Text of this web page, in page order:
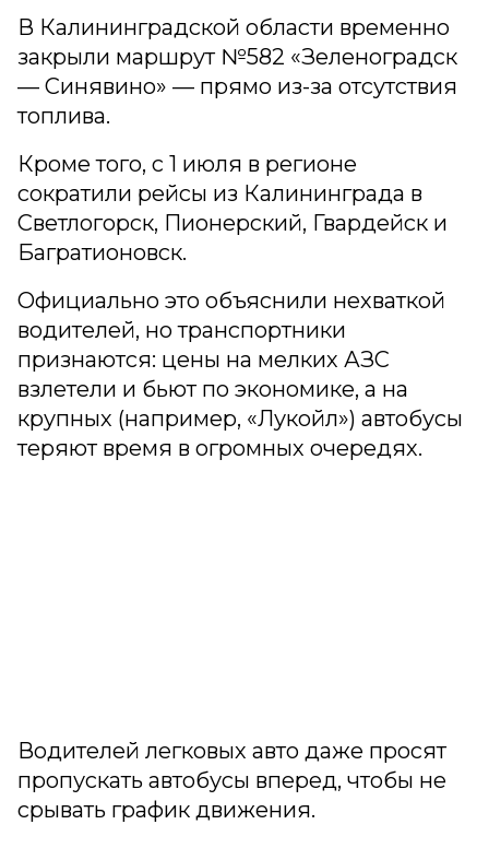
В Калининградской области временно
закрыли маршрут №582 «Зеленоградск
— Синявино» — прямо из-за отсутствия
топлива.
Кроме того, с 1 июля в регионе
сократили рейсы из Калининграда в
Светлогорск, Пионерский, Гвардейск и
Багратионовск.
Официально это объяснили нехваткой
водителей, но транспортники
признаются: цены на мелких АЗС
взлетели и бьют по экономике, а на
крупных (например, «Лукойл») автобусы
теряют время в огромных очередях.
Водителей легковых авто даже просят
пропускать автобусы вперед, чтобы не
срывать график движения.